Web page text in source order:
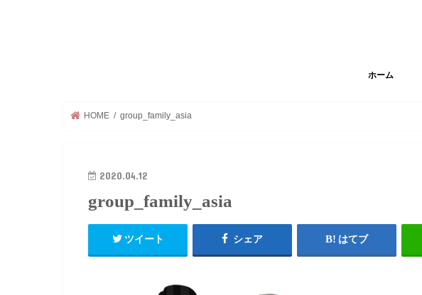
ホーム
HOME group_family_asia
2020.04.12
group_family_asia
ツイート シェア はてブ